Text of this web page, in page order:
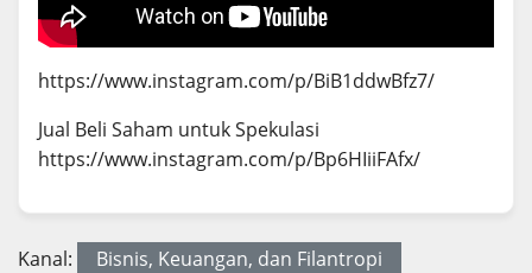
https://www.instagram.com/p/BiB1ddwBfz7/
Jual Beli Saham untuk Spekulasi
https://www.instagram.com/p/Bp6HIiiFAfx/
Kanal:
Bisnis, Keuangan, dan Filantropi